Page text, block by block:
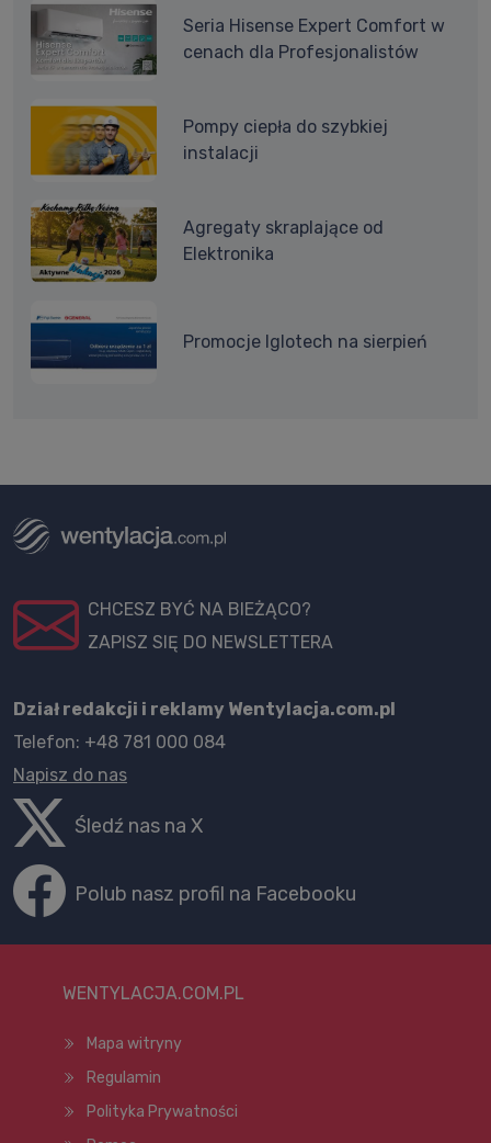
Seria Hisense Expert Comfort w
cenach dla Profesjonalistów
Pompy ciepła do szybkiej
instalacji
Agregaty skraplające od
Elektronika
Promocje Iglotech na sierpień
CHCESZ BYĆ NA BIEŻĄCO?
ZAPISZ SIĘ DO NEWSLETTERA
Dział redakcji i reklamy Wentylacja.com.pl
Telefon: +48 781 000 084
Napisz do nas
Śledź nas na X
Polub nasz profil na Facebooku
WENTYLACJA.COM.PL
Mapa witryny
Regulamin
Polityka Prywatności